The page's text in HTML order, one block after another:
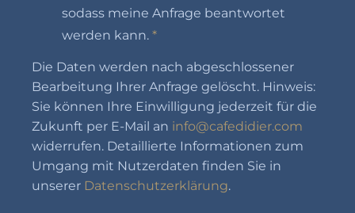
sodass meine Anfrage beantwortet
werden kann.*
Die Daten werden nach abgeschlossener
Bearbeitung Ihrer Anfrage gelöscht. Hinweis:
Sie können Ihre Einwilligung jederzeit für die
Zukunft per E-Mail an info@cafedidier.com
widerrufen. Detaillierte Informationen zum
Umgang mit Nutzerdaten finden Sie in
unserer Datenschutzerklärung.